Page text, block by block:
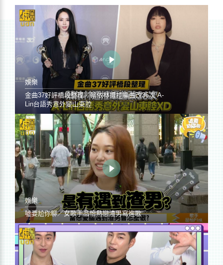
娛樂
金曲37好評橋段整理／蔡依林遭控編曲改36次 A-
Lin台語秀意外變山東腔
娛樂
噓要尬你聊／女歌手品怡熱戀渣男寫進歌